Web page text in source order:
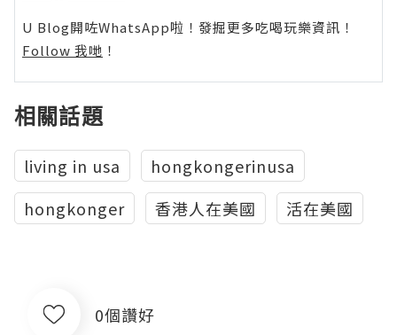
U Blog開咗WhatsApp啦！發掘更多吃喝玩樂資訊！
Follow 我哋 ！
相關話題
living in usa
hongkongerinusa
hongkonger
香港人在美國 活在美國
0個讚好